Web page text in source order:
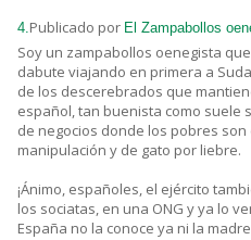
4.Publicado por El Zampabollos
Soy un zampabollos oenegista
dabute viajando en primera a
de los descerebrados que
español, tan buenista como suele
de negocios donde los pobres
manipulación y de gato por liebre.
¡Ánimo, españoles, el ejército
los sociatas, en una ONG y ya lo
España no la conoce ya ni la